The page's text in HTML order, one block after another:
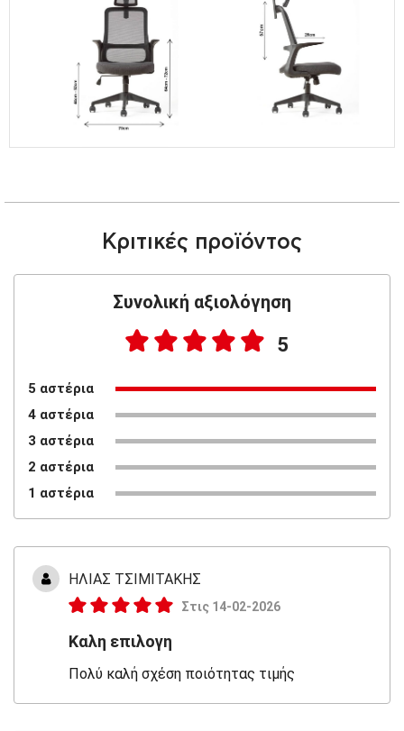
Κριτικές προϊόντος
Συνολική αξιολόγηση
5
5 αστέρια
4 αστέρια
3 αστέρια
2 αστέρια
1 αστέρια
ΗΛΙΑΣ ΤΣΙΜΙΤΑΚΗΣ
Στις 14-02-2026
Καλη επιλογη
Πολύ καλή σχέση ποιότητας τιμής